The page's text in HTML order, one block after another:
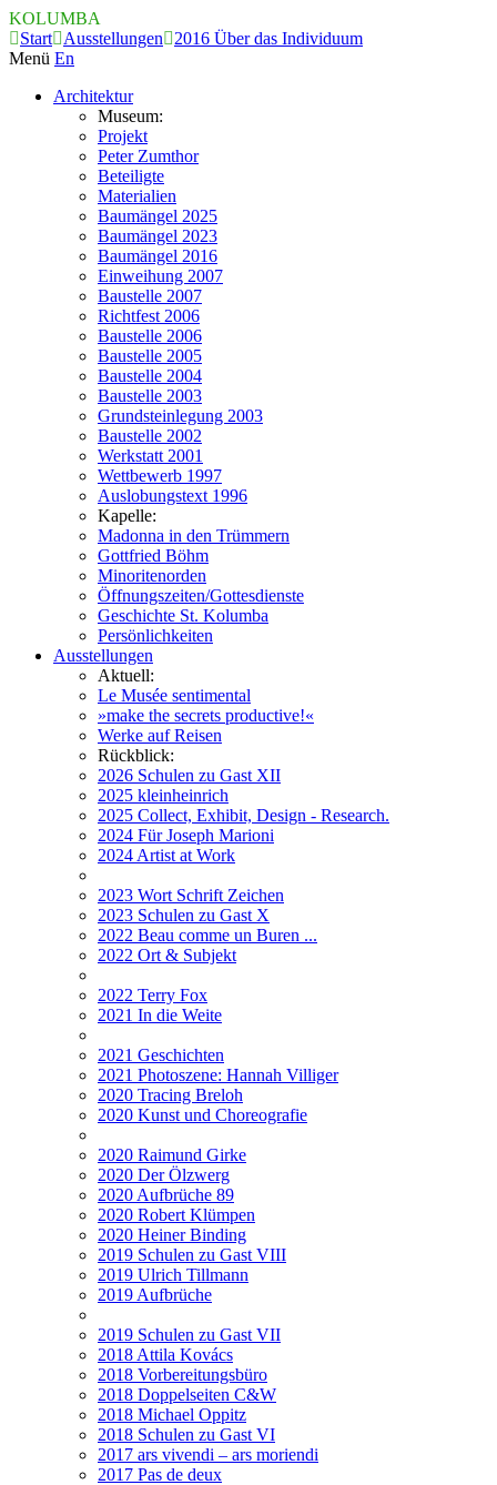
KOLUMBA
Start
Ausstellungen
2016 Über das Individuum
Menü En
Architektur
Museum:
Projekt
Peter Zumthor
Beteiligte
Materialien
Baumängel 2025
Baumängel 2023
Baumängel 2016
Einweihung 2007
Baustelle 2007
Richtfest 2006
Baustelle 2006
Baustelle 2005
Baustelle 2004
Baustelle 2003
Grundsteinlegung 2003
Baustelle 2002
Werkstatt 2001
Wettbewerb 1997
Auslobungstext 1996
Kapelle:
Madonna in den Trümmern
Gottfried Böhm
Minoritenorden
Öffnungszeiten/Gottesdienste
Geschichte St. Kolumba
Persönlichkeiten
Ausstellungen
Aktuell:
Le Musée sentimental
»make the secrets productive!«
Werke auf Reisen
Rückblick:
2026 Schulen zu Gast XII
2025 kleinheinrich
2025 Collect, Exhibit, Design - Research.
2024 Für Joseph Marioni
2024 Artist at Work
2023 Wort Schrift Zeichen
2023 Schulen zu Gast X
2022 Beau comme un Buren ...
2022 Ort & Subjekt
2022 Terry Fox
2021 In die Weite
2021 Geschichten
2021 Photoszene: Hannah Villiger
2020 Tracing Breloh
2020 Kunst und Choreografie
2020 Raimund Girke
2020 Der Ölzwerg
2020 Aufbrüche 89
2020 Robert Klümpen
2020 Heiner Binding
2019 Schulen zu Gast VIII
2019 Ulrich Tillmann
2019 Aufbrüche
2019 Schulen zu Gast VII
2018 Attila Kovács
2018 Vorbereitungsbüro
2018 Doppelseiten C&W
2018 Michael Oppitz
2018 Schulen zu Gast VI
2017 ars vivendi – ars moriendi
2017 Pas de deux